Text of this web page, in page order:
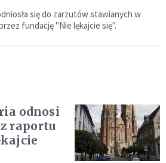
się do zarzutów stawianych w
fundację "Nie lękajcie się".
odnosi
raportu